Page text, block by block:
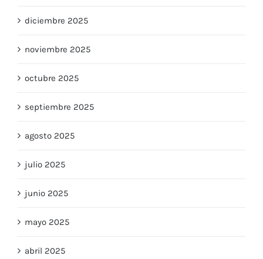
diciembre 2025
noviembre 2025
octubre 2025
septiembre 2025
agosto 2025
julio 2025
junio 2025
mayo 2025
abril 2025